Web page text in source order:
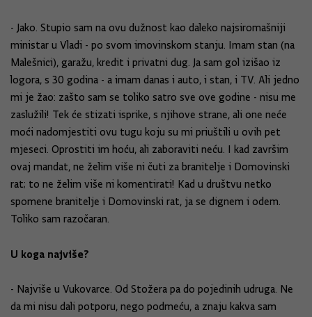
- Jako. Stupio sam na ovu dužnost kao daleko najsiromašniji
ministar u Vladi - po svom imovinskom stanju. Imam stan (na
Malešnici), garažu, kredit i privatni dug. Ja sam gol izišao iz
logora, s 30 godina - a imam danas i auto, i stan, i TV. Ali jedno
mi je žao: zašto sam se toliko satro sve ove godine - nisu me
zaslužili! Tek će stizati isprike, s njihove strane, ali one neće
moći nadomjestiti ovu tugu koju su mi priuštili u ovih pet
mjeseci. Oprostiti im hoću, ali zaboraviti neću. I kad završim
ovaj mandat, ne želim više ni čuti za branitelje i Domovinski
rat; to ne želim više ni komentirati! Kad u društvu netko
spomene branitelje i Domovinski rat, ja se dignem i odem.
Toliko sam razočaran.
U koga najviše?
- Najviše u Vukovarce. Od Stožera pa do pojedinih udruga. Ne
da mi nisu dali potporu, nego podmeću, a znaju kakva sam